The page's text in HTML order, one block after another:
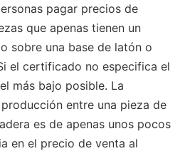
pagar precios de
que apenas tienen un
sobre una base de latón o
el certificado no especifica el
más bajo posible. La
entre una pieza de
es de apenas unos pocos
en el precio de venta al